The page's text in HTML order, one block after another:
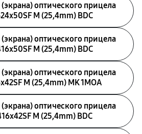
оптического прицела
M (25,4mm) BDC
оптического прицела
M (25,4mm) BDC
оптического прицела
M (25,4mm) MK 1MOA
оптического прицела
M (25,4mm) BDC